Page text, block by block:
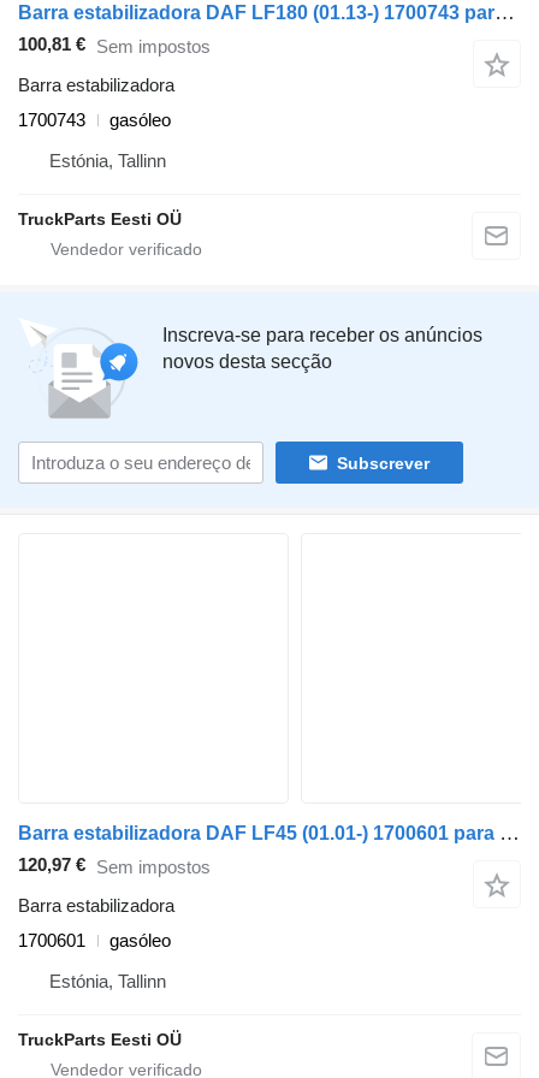
Barra estabilizadora DAF LF180 (01.13-) 1700743 para camião tractor DAF LF45, LF55, LF180, CF65, CF75, CF85 (2001-)
100,81 € Sem impostos
Barra estabilizadora
1700743
gasóleo
Estónia, Tallinn
TruckParts Eesti OÜ
Inscreva-se para receber os anúncios
novos desta secção
Subscrever
Barra estabilizadora DAF LF45 (01.01-) 1700601 para camião tractor DAF LF45, LF55, LF180, CF65, CF75, CF85 (2001-)
120,97 € Sem impostos
Barra estabilizadora
1700601
gasóleo
Estónia, Tallinn
TruckParts Eesti OÜ